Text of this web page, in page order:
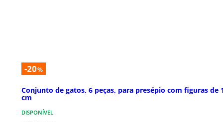
-20%
Conjunto de gatos, 6 peças, para presépio com figuras de
cm
DISPONÍVEL